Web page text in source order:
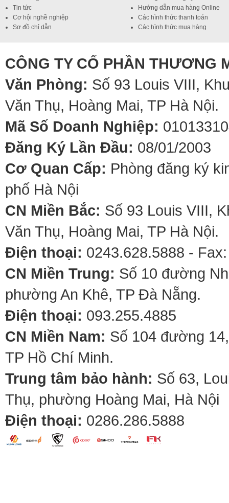
Tin tức
Cơ hội nghề nghiệp
Sơ đồ chỉ dẫn
Hướng dẫn mua hàng Online
Các hình thức thanh toán
Các hình thức mua hàng
CÔNG TY CỔ PHẦN THƯƠNG
Văn Phòng: Số 93 Louis VIII,
Văn Thụ, Hoàng Mai, TP Hà Nội.
Mã Số Doanh Nghiệp:
Đăng Ký Lần Đầu: 08/01/2003
Cơ Quan Cấp: Phòng đăng ký
phố Hà Nội
CN Miền Bắc: Số 93 Louis VIII,
Văn Thụ, Hoàng Mai, TP Hà Nội.
Điện thoại: 0243.628.5888 -
CN Miền Trung: Số 10 đường
phường An Khê, TP Đà Nẵng.
Điện thoại: 093.255.4885
CN Miền Nam: Số 104 đường
TP Hồ Chí Minh.
Trung tâm bảo hành: Số 63,
Thụ, phường Hoàng Mai, Hà Nội
Điện thoại: 0286.286.5888